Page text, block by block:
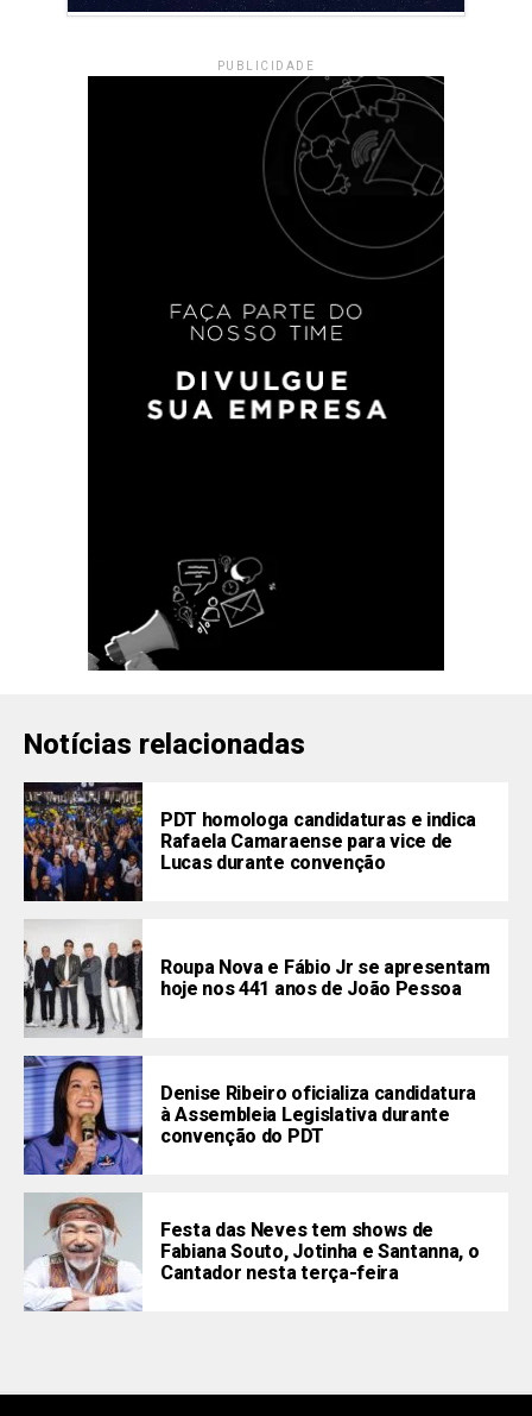
PUBLICIDADE
Notícias relacionadas
PDT homologa candidaturas e indica
Rafaela Camaraense para vice de
Lucas durante convenção
Roupa Nova e Fábio Jr se apresentam
hoje nos 441 anos de João Pessoa
Denise Ribeiro oficializa candidatura
à Assembleia Legislativa durante
convenção do PDT
Festa das Neves tem shows de
Fabiana Souto, Jotinha e Santanna, o
Cantador nesta terça-feira